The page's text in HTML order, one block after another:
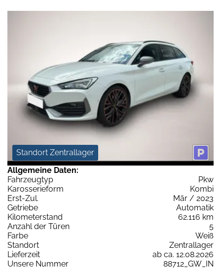
Standort Zentrallager
Allgemeine Daten:
Fahrzeugtyp
Pkw
Karosserieform
Kombi
Erst-Zul.
Mär / 2023
Getriebe
Automatik
Kilometerstand
62.116 km
Anzahl der Türen
5
Farbe
Weiß
Standort
Zentrallager
Lieferzeit
ab ca. 12.08.2026
Unsere Nummer
88712_GW_IN